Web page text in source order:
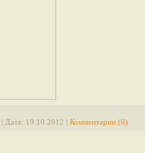
| Дата: 19.10.2012 | Комментарии (0)